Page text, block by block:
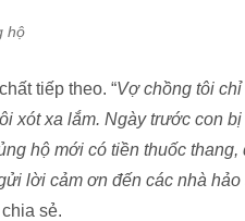
hộ
tiếp theo. “Vợ chồng tôi chỉ
xót xa lắm. Ngày trước con bị
hộ mới có tiền thuốc thang,
lời cảm ơn đến các nhà hảo
sẻ.